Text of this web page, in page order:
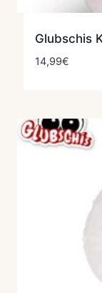
Glubschis
14,99€